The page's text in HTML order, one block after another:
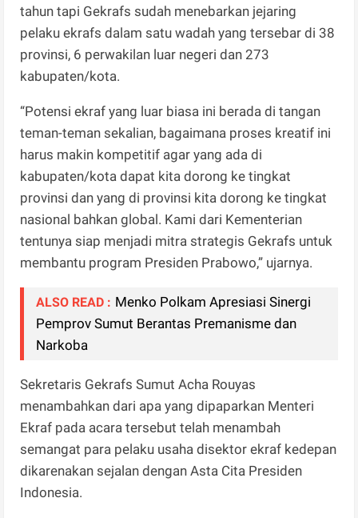
tahun tapi Gekrafs sudah menebarkan jejaring
pelaku ekrafs dalam satu wadah yang tersebar di 38
provinsi, 6 perwakilan luar negeri dan 273
kabupaten/kota.
“Potensi ekraf yang luar biasa ini berada di tangan
teman-teman sekalian, bagaimana proses kreatif ini
harus makin kompetitif agar yang ada di
kabupaten/kota dapat kita dorong ke tingkat
provinsi dan yang di provinsi kita dorong ke tingkat
nasional bahkan global. Kami dari Kementerian
tentunya siap menjadi mitra strategis Gekrafs untuk
membantu program Presiden Prabowo,” ujarnya.
ALSO READ : Menko Polkam Apresiasi Sinergi
Pemprov Sumut Berantas Premanisme dan
Narkoba
Sekretaris Gekrafs Sumut Acha Rouyas
menambahkan dari apa yang dipaparkan Menteri
Ekraf pada acara tersebut telah menambah
semangat para pelaku usaha disektor ekraf kedepan
dikarenakan sejalan dengan Asta Cita Presiden
Indonesia.